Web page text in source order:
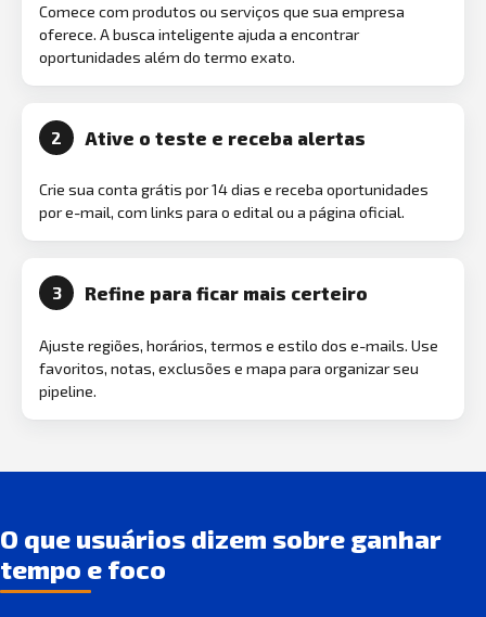
Comece com produtos ou serviços que sua empresa
oferece. A busca inteligente ajuda a encontrar
oportunidades além do termo exato.
2 Ative o teste e receba alertas
Crie sua conta grátis por 14 dias e receba oportunidades
por e-mail, com links para o edital ou a página oficial.
3 Refine para ficar mais certeiro
Ajuste regiões, horários, termos e estilo dos e-mails. Use
favoritos, notas, exclusões e mapa para organizar seu
pipeline.
O que usuários dizem sobre ganhar
tempo e foco